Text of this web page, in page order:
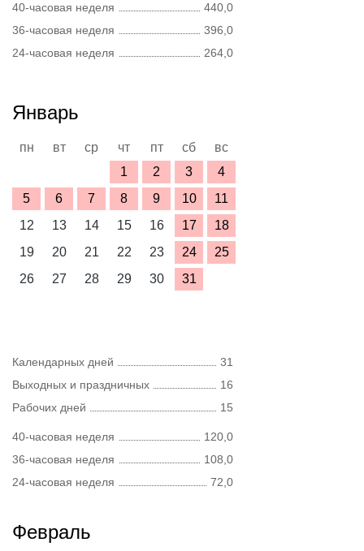
40-часовая неделя
440,0
36-часовая неделя
396,0
24-часовая неделя
264,0
Январь
пн вт ср чт пт сб
вс
1
2 3
4
5
6 7 8 9 10
11
12
13 14 15 16 17
18
19
20 21 22 23 24
25
26
27 28 29 30 31
Календарных дней
31
Выходных и праздничных
16
Рабочих дней
15
40-часовая неделя
120,0
36-часовая неделя
108,0
24-часовая неделя
72,0
Февраль